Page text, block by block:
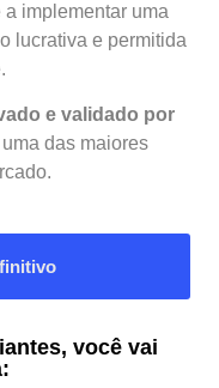
implementar uma
lucrativa e permitida
e validado por
uma das maiores
você vai